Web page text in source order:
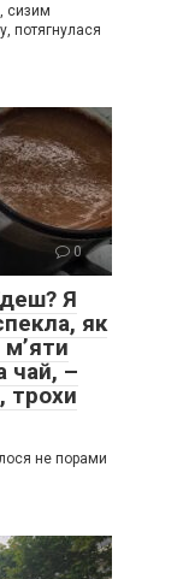
сизим
потягнулася
0
Я
як
чай, –
трохи
не порами